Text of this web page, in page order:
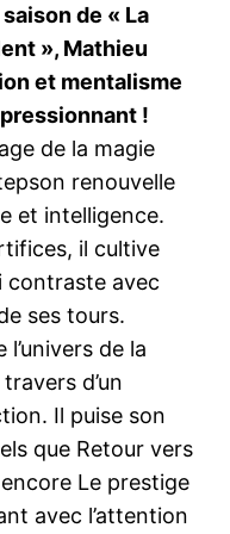
de « La
», Mathieu
et mentalisme
!
de la magie
renouvelle
et intelligence.
il cultive
contraste avec
ses tours.
de la
d’un
Il puise son
que Retour vers
Le prestige
avec l’attention